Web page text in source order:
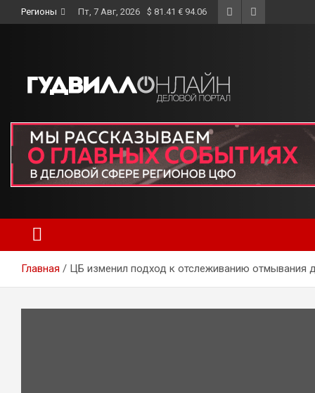
to
Регионы Пт, 7 Авг, 2026 $ 81.41 € 94.06
Главная ЦБ изменил подход к отслеживанию отмывания